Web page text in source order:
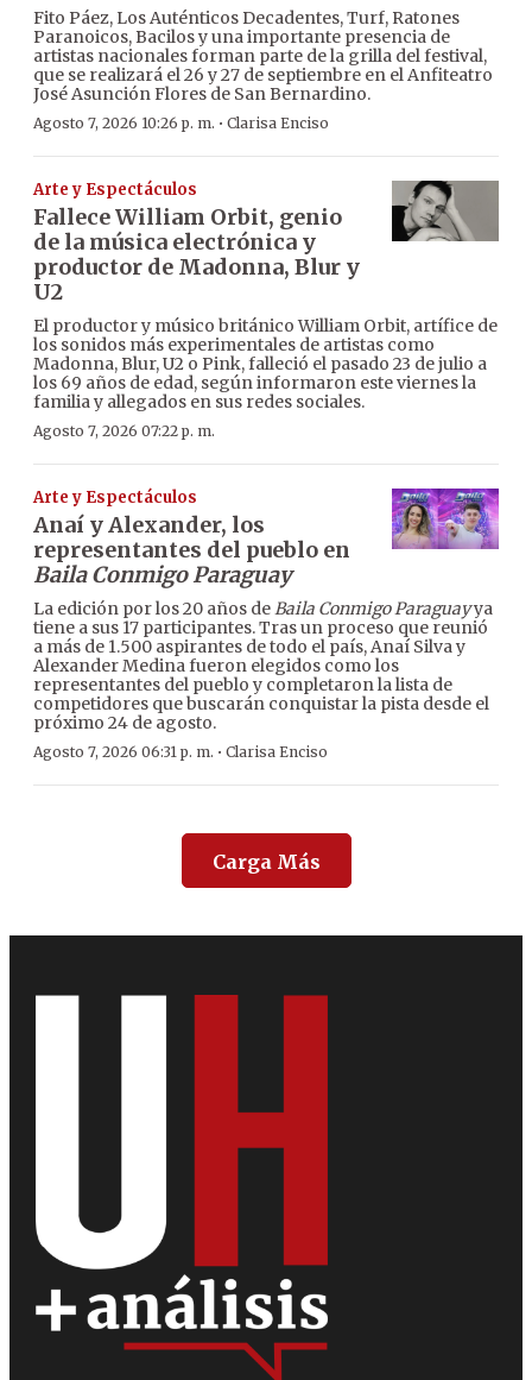
Fito Páez, Los Auténticos Decadentes, Turf, Ratones
Paranoicos, Bacilos y una importante presencia de
artistas nacionales forman parte de la grilla del festival,
que se realizará el 26 y 27 de septiembre en el Anfiteatro
José Asunción Flores de San Bernardino.
Agosto 7, 2026 10:26 p. m. · Clarisa Enciso
Arte y Espectáculos
Fallece William Orbit, genio
de la música electrónica y
productor de Madonna, Blur y
U2
El productor y músico británico William Orbit, artífice de
los sonidos más experimentales de artistas como
Madonna, Blur, U2 o Pink, falleció el pasado 23 de julio a
los 69 años de edad, según informaron este viernes la
familia y allegados en sus redes sociales.
Agosto 7, 2026 07:22 p. m.
Arte y Espectáculos
Anaí y Alexander, los
representantes del pueblo en
Baila Conmigo Paraguay
La edición por los 20 años deBaila Conmigo Paraguayya
tiene a sus 17 participantes. Tras un proceso que reunió
a más de 1.500 aspirantes de todo el país, Anaí Silva y
Alexander Medina fueron elegidos como los
representantes del pueblo y completaron la lista de
competidores que buscarán conquistar la pista desde el
próximo 24 de agosto.
Agosto 7, 2026 06:31 p. m. · Clarisa Enciso
Carga Más